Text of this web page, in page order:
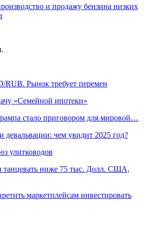
и продажу бензина низких
RUB. Рынок требует перемен
«Семейной ипотеки»
стало приговором для мировой…
девальвации: чем увидит 2025 год?
улитководов
танцевать ниже 75 тыс. Долл. США,
маркетплейсам инвестировать